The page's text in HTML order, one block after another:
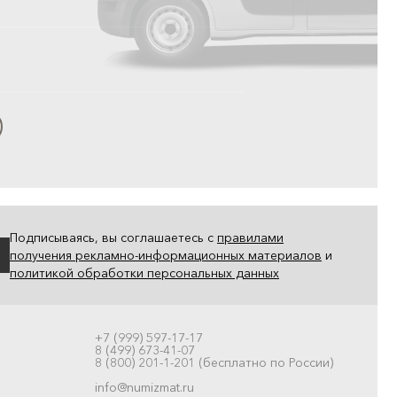
Подписываясь, вы соглашаетесь с правилами
получения рекламно-информационных материалов и
политикой обработки персональных данных
+7 (999) 597-17-17
8 (499) 673-41-07
8 (800) 201-1-201 (бесплатно по России)
info@numizmat.ru